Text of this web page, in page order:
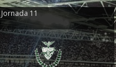
Jornada 11